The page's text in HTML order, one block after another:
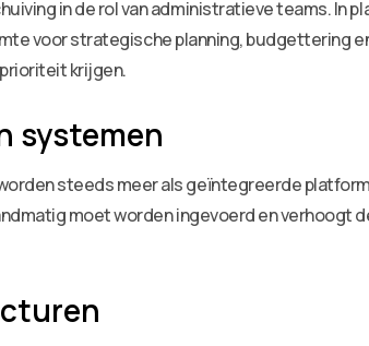
in de rol van administratieve teams. In
voor strategische planning, budgettering
krijgen.
systemen
steeds meer als geïntegreerde
moet worden ingevoerd en verhoogt